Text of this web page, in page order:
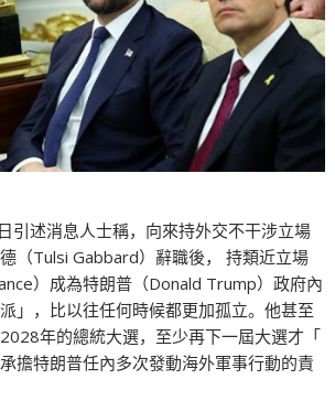
引述消息人士稱，向來持外交不干涉立場
（Tulsi Gabbard）辭職後， 持類近立場
）成為特朗普（Donald Trump）政府內
」，比以往任何時候都更加孤立。他甚至
年的總統大選，至少再下一屆大選才「
擔特朗普任內多次發動海外軍事行動的責